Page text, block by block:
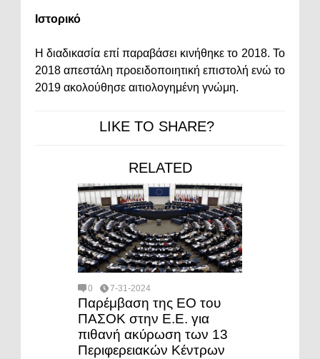
Ιστορικό
Η διαδικασία επί παραβάσει κινήθηκε το 2018. Το
2018 απεστάλη προειδοποιητική επιστολή ενώ το
2019 ακολούθησε αιτιολογημένη γνώμη.
LIKE TO SHARE?
RELATED
0 7-31-2024
Παρέμβαση της ΕΟ του
ΠΑΣΟΚ στην Ε.Ε. για
πιθανή ακύρωση των 13
Περιφερειακών Κέντρων